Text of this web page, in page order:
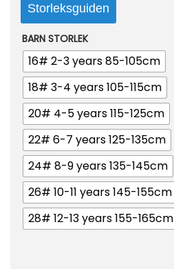
Storleksguiden
BARN STORLEK
16# 2-3 years 85-105cm
18# 3-4 years 105-115cm
20# 4-5 years 115-125cm
22# 6-7 years 125-135cm
24# 8-9 years 135-145cm
26# 10-11 years 145-155cm
28# 12-13 years 155-165cm